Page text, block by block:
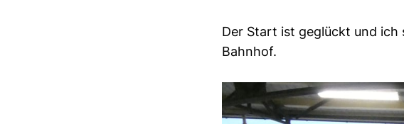
Der Start ist geglückt und ich
Bahnhof.